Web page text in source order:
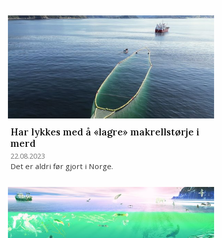
Har lykkes med å «lagre» makrellstørje i
merd
22.08.2023
Det er aldri før gjort i Norge.